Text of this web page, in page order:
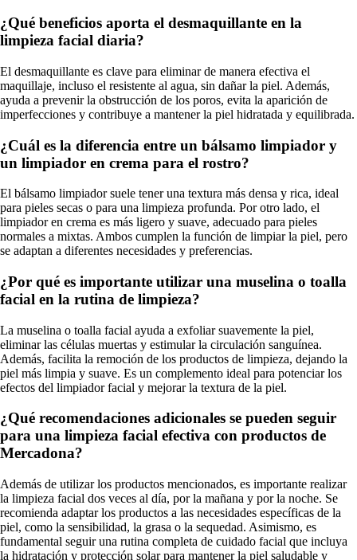
¿Qué beneficios aporta el desmaquillante en la
limpieza facial diaria?
El desmaquillante es clave para eliminar de manera efectiva el
maquillaje, incluso el resistente al agua, sin dañar la piel. Además,
ayuda a prevenir la obstrucción de los poros, evita la aparición de
imperfecciones y contribuye a mantener la piel hidratada y equilibrada.
¿Cuál es la diferencia entre un bálsamo limpiador y
un limpiador en crema para el rostro?
El bálsamo limpiador suele tener una textura más densa y rica, ideal
para pieles secas o para una limpieza profunda. Por otro lado, el
limpiador en crema es más ligero y suave, adecuado para pieles
normales a mixtas. Ambos cumplen la función de limpiar la piel, pero
se adaptan a diferentes necesidades y preferencias.
¿Por qué es importante utilizar una muselina o toalla
facial en la rutina de limpieza?
La muselina o toalla facial ayuda a exfoliar suavemente la piel,
eliminar las células muertas y estimular la circulación sanguínea.
Además, facilita la remoción de los productos de limpieza, dejando la
piel más limpia y suave. Es un complemento ideal para potenciar los
efectos del limpiador facial y mejorar la textura de la piel.
¿Qué recomendaciones adicionales se pueden seguir
para una limpieza facial efectiva con productos de
Mercadona?
Además de utilizar los productos mencionados, es importante realizar
la limpieza facial dos veces al día, por la mañana y por la noche. Se
recomienda adaptar los productos a las necesidades específicas de la
piel, como la sensibilidad, la grasa o la sequedad. Asimismo, es
fundamental seguir una rutina completa de cuidado facial que incluya
la hidratación y protección solar para mantener la piel saludable y